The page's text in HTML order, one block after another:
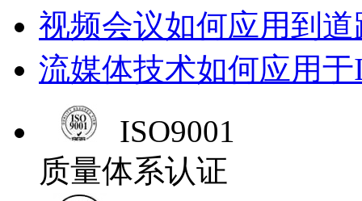
视频会议如何应用到
流媒体技术如何应用
ISO9001
质量体系认证